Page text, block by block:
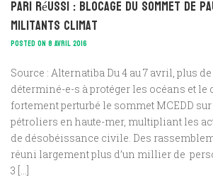
Pari réussi : Blocage du sommet de
militants climat
POSTED ON 8 AVRIL 2016
Source : Alternatiba Du 4 au 7 avril, plus
déterminé-e-s à protéger les océans et le
fortement perturbé le sommet MCEDD
pétroliers en haute-mer, multipliant les
de désobéissance civile. Des
réuni largement plus d’un millier de
3 […]